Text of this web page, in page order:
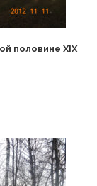
половине XIX